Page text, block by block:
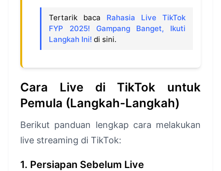
Tertarik baca Rahasia Live TikTok
FYP 2025! Gampang Banget, Ikuti
Langkah Ini! di sini.
Cara Live di TikTok untuk
Pemula (Langkah-Langkah)
Berikut panduan lengkap cara melakukan
live streaming di TikTok:
1. Persiapan Sebelum Live